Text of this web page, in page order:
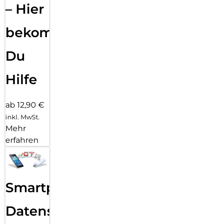
– Hier
bekommst
Du
Hilfe
ab 12,90 €
inkl. MwSt.
Mehr
erfahren
Smartphone
Datensicherung